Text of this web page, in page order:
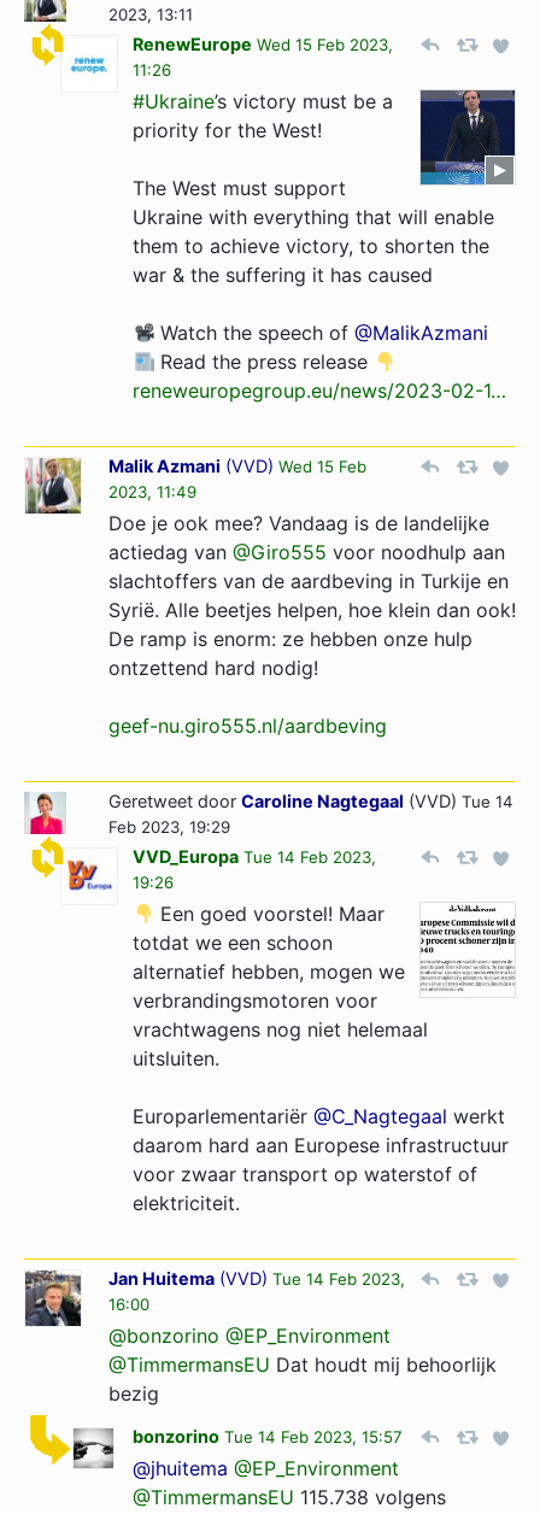
2023, 13:11
RenewEurope Wed 15 Feb 2023,
11:26
#Ukraine’s victory must be a
priority for the West!
The West must support
Ukraine with everything that will enable
them to achieve victory, to shorten the
war & the suffering it has caused
Watch the speech of@MalikAzmani
Read the press release
reneweuropegroup.eu/news/2023-02-1…
Malik Azmani (VVD) Wed 15 Feb
2023, 11:49
Doe je ook mee? Vandaag is de landelijke
actiedag van @Giro555 voor noodhulp aan
slachtoffers van de aardbeving in Turkije en
Syrië. Alle beetjes helpen, hoe klein dan ook!
De ramp is enorm: ze hebben onze hulp
ontzettend hard nodig!
geef-nu.giro555.nl/aardbeving
Geretweet door Caroline Nagtegaal (VVD) Tue 14
Feb 2023, 19:29
VVD_Europa Tue 14 Feb 2023,
19:26
Een goed voorstel! Maar
totdat we een schoon
alternatief hebben, mogen we
verbrandingsmotoren voor
vrachtwagens nog niet helemaal
uitsluiten.
Europarlementariër @C_Nagtegaal werkt
daarom hard aan Europese infrastructuur
voor zwaar transport op waterstof of
elektriciteit.
Jan Huitema (VVD) Tue 14 Feb 2023,
16:00
@bonzorino @EP_Environment
@TimmermansEU Dat houdt mij behoorlijk
bezig
bonzorino Tue 14 Feb 2023, 15:57
@jhuitema @EP_Environment
@TimmermansEU 115.738 volgens